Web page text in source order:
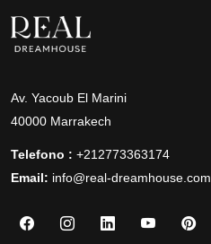
Av. Yacoub El Marini
40000 Marrakech
Telefono : +212773363174
Email: info@real-dreamhouse.com